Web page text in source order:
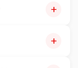
+
seleccioná los +